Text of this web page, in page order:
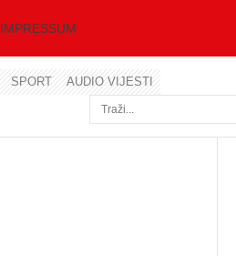
IMPRESSUM
SPORT AUDIO VIJESTI